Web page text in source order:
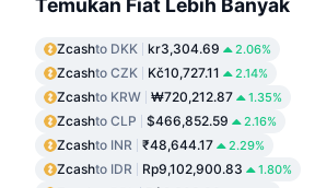
Temukan Fiat Lebih Banyak
Zcashto DKK kr3,304.69 2.06%
Zcashto CZK Kč10,727.11 2.14%
Zcashto KRW ₩720,212.87 1.35%
Zcashto CLP $466,852.59 2.16%
Zcashto INR ₹48,644.17 2.29%
Zcashto IDR Rp9,102,900.83 1.80%